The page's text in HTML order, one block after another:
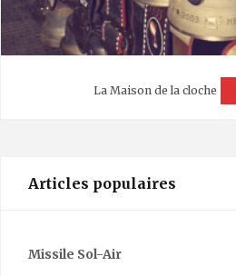
La Maison de la cloche
Articles populaires
Missile Sol-Air